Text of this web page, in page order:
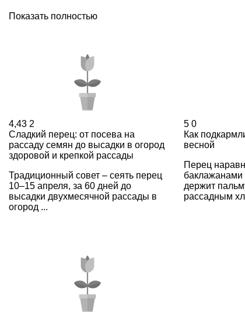
Показать полностью
4,43 2
Сладкий перец: от посева на
рассаду семян до высадки в огород
здоровой и крепкой рассады
Традиционный совет – сеять перец
10–15 апреля, за 60 дней до
высадки двухмесячной рассады в
огород ...
5 0
Как
весной
Перец
баклажанами
держит
рассадным